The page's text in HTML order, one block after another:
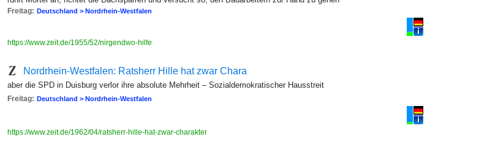
Freitag: Deutschland > Nordrhein-Westfalen
https://www.zeit.de/1955/52/nirgendwo-hilfe
Nordrhein-Westfalen: Ratsherr Hille hat zwar Chara
aber die SPD in Duisburg verlor ihre absolute Mehrheit – Sozialdemokratischer Hausstreit
Freitag: Deutschland > Nordrhein-Westfalen
https://www.zeit.de/1962/04/ratsherr-hille-hat-zwar-charakter